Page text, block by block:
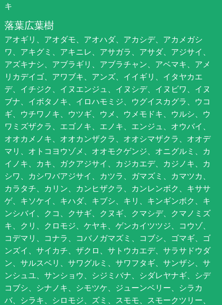
キ
落葉広葉樹
アオギリ、アオダモ、アオハダ、アカシデ、アカメガシ
ワ、アキグミ、アキニレ、アサガラ、アサダ、アジサイ、
アズキナシ、アブラギリ、アブラチャン、アベマキ、アメ
リカデイゴ、アワブキ、アンズ、イイギリ、イタヤカエ
デ、イチジク、イヌエンジュ、イヌシデ、イヌビワ、イヌ
ブナ、イボタノキ、イロハモミジ、ウグイスカグラ、ウコ
ギ、ウチワノキ、ウツギ、ウメ、ウメモドキ、ウルシ、ウ
ワミズザクラ、エゴノキ、エノキ、エンジュ、オウバイ、
オオカメノキ、オオカンザクラ、オオシマザクラ、オオデ
マリ、オトコヨウゾメ、オオモクゲンジ、オニグルミ、カ
イノキ、カキ、ガクアジサイ、カジカエデ、カジノキ、カ
シワ、カシワバアジサイ、カツラ、ガマズミ、カマツカ、
カラタチ、カリン、カンヒザクラ、カンレンボク、キササ
ゲ、キソケイ、キハダ、キブシ、キリ、キンギンボク、キ
ンシバイ、クコ、クサギ、クヌギ、クマシデ、クマノミズ
キ、クリ、クロモジ、ケヤキ、ゲンカイツツジ、コウゾ、
コデマリ、コナラ、コバノガマズミ、コブシ、ゴマギ、ゴ
ンズイ、サイカチ、ザクロ、サトウカエデ、サラサドウダ
ン、サルスベリ、サワグルミ、サワフタギ、サンザシ、サ
ンシュユ、サンショウ、シジミバナ、シダレヤナギ、シデ
コブシ、シナノキ、シモツケ、ジューンベリー、シラカ
バ、シラキ、シロモジ、ズミ、スモモ、スモークツリー、